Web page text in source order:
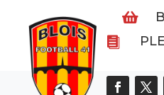

